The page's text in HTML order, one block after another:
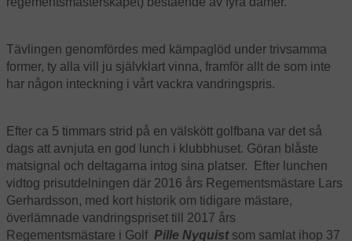
Tävlingen genomfördes med kämpaglöd under trivsamma
former, ty alla vill ju självklart vinna, framför allt de som inte
har någon inteckning i vårt vackra vandringspris.
Efter ca 5 timmars strid på en välskött golfbana var det så
dags att avnjuta en god lunch i klubbhuset. Göran blåste
matsignal och deltagarna intog sina platser. Efter lunchen
vidtog prisutdelningen där 2016 års Regementsmästare Lars
Gerhardsson, med kort historik om tidigare mästare,
överlämnade vandringspriset till
2017 års
Regementsmästare i Golf Pille Nyquistsom samlat ihop 37